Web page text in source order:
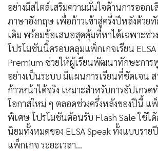
อย่างมีสไตล์เสริมความมั่นใจด้านการออกเ
ภาษาอังกฤษ เพื่อก้าวเข้าสู่ครึ่งปีหลังด้วย
เดิม พร้อมข้อเสนอสุดคุ้มที่หาได้เฉพาะช่
โปรโมชันนี้ครอบคลุมแพ็กเกจเรียน ELSA
Premium ช่วยให้ผู้เรียนพัฒนาทักษะการ
อย่างเป็นระบบ มีแผนการเรียนที่ชัดเจน ส
ก้าวหน้าได้จริง เหมาะสำหรับการอัปเกร
โอกาสใหม่ ๆ ตลอดช่วงครึ่งหลังของปีนี้ แพ็
พิเศษ โปรโมชันต้อนรับ Flash Sale ใช้ไ
นิยมทั้งหมดของ ELSA Speak ทั้งแบบรา
แพ็กเกจ ระยะเวลา…